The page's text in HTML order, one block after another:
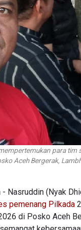
para
Aceh Bergerak,
- Nasruddin (Nyak
pemenang Pilkada
di Posko Aceh